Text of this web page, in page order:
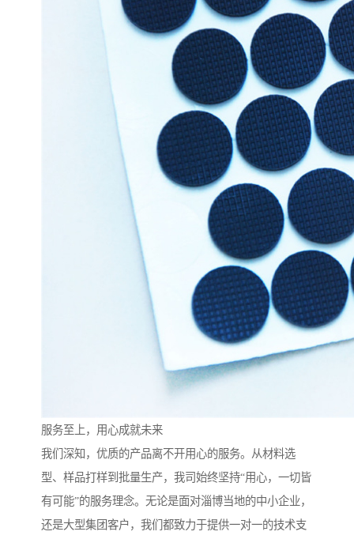
服务至上，用心成就未来
我们深知，优质的产品离不开用心的服务。从材料选
型、样品打样到批量生产，我司始终坚持“用心，一切皆
有可能”的服务理念。无论是面对淄博当地的中小企业，
还是大型集团客户，我们都致力于提供一对一的技术支